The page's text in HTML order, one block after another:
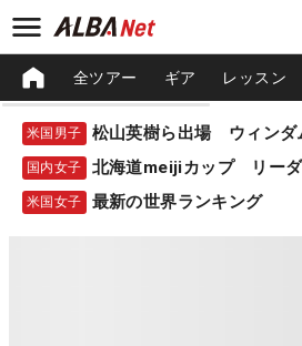
全ツアー ギア レッスン
米国男子
国内女子 北海道meijiカップ リー
米国女子 最新の世界ランキング